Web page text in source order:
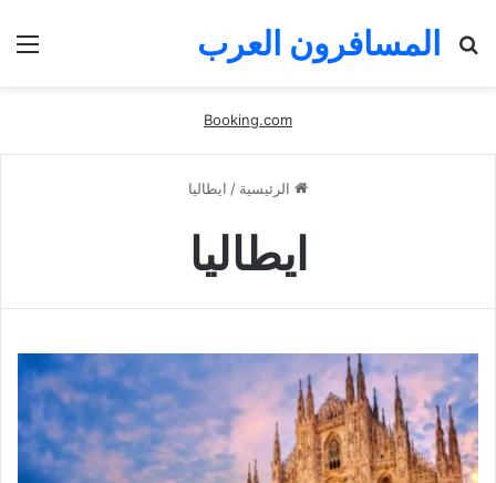
المسافرون العرب
Booking.com
الرئيسية / ايطاليا
ايطاليا